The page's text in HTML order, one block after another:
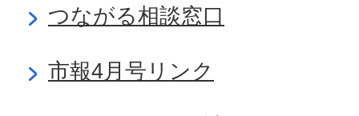
つながる相談窓口
市報4月号リンク